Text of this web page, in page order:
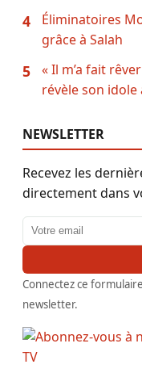
4
Éliminatoires
grâce à Salah
5
« Il m’a fait
révèle son idole
NEWSLETTER
Recevez les
directement dans
Adresse email
Connectez ce
newsletter.